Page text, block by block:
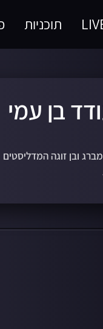
תוכניות
בן עמי
ובן זוגה המדליסטים